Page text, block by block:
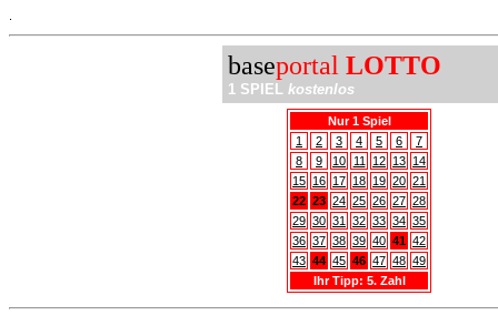
baseportal LOTTO
1 SPIEL kostenlos
Nur 1 Spiel
1
2 3 4 5 6
7
8
9 10 11 12 13 14
15 16 17 18 19 20 21
22 23 24 25 26 27 28
29 30 31 32 33 34 35
36 37 38 39 40 41 42
43 44 45 46 47 48 49
Ihr Tipp: 5. Zahl